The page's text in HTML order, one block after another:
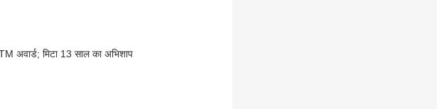
अवार्ड; मिटा 13 साल का अभिशाप